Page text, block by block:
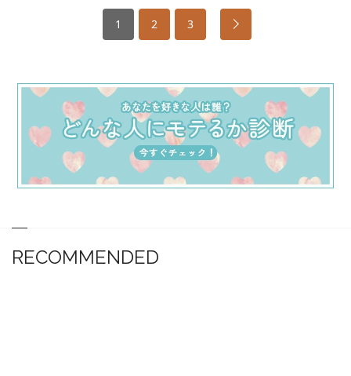
1 2 3
RECOMMENDED